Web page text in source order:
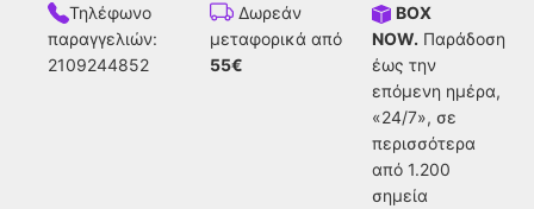
Τηλέφωνο
παραγγελιών:
2109244852
Δωρεάν
μεταφορικά από
55€
BOX
NOW. Παράδοση
έως την
επόμενη ημέρα,
«24/7», σε
περισσότερα
από 1.200
σημεία